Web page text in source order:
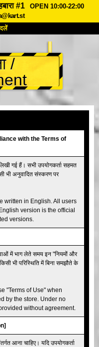
#1
OPEN 10:00-22:00
कीमत
FAQ
टोक्यो बे
/
with the Terms of
गई हैं। सभी उपयोगकर्ता सहमत
भी अनुवादित संस्करण पर
written in English. All users
version is the official
versions.
में भाग लेते समय इन "नियमों और
भी परिस्थिति में बिना समझौते के
"Terms of Use" when
by the store. Under no
without agreement.
आना चाहिए। यदि उपयोगकर्ता